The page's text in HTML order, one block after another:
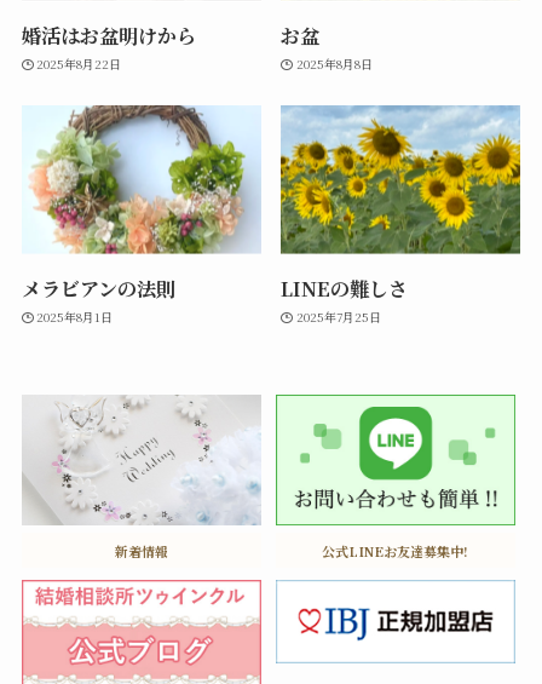
婚活はお盆明けから
2025年8月22日
お盆
2025年8月8日
メラビアンの法則
2025年8月1日
LINEの難しさ
2025年7月25日
新着情報 公式LINEお友達募集中!